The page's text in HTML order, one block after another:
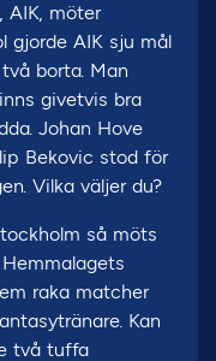
AIK, möter
gjorde AIK sju mål
borta. Man
givetvis bra
Johan Hove
Bekovic stod för
Vilka väljer du?
så möts
raka matcher
Kan
två tuffa